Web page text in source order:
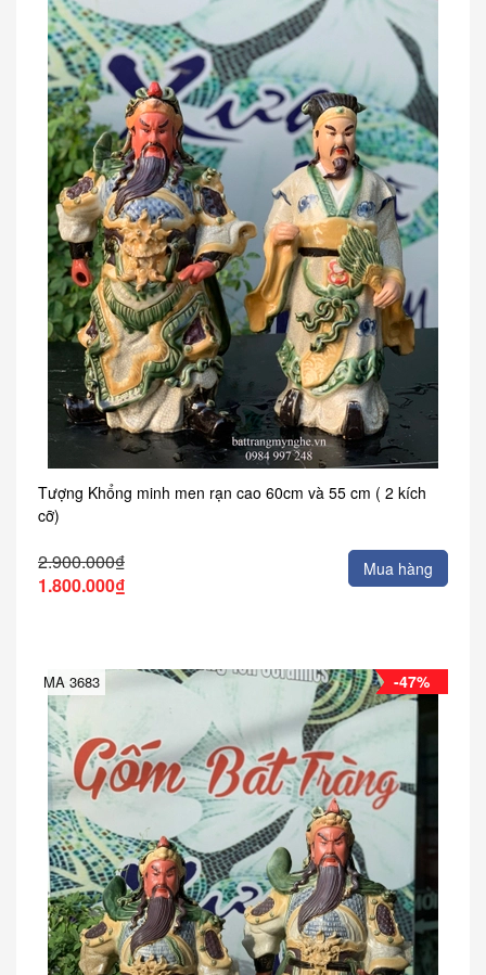
Tượng Khổng minh men rạn cao 60cm và 55 cm ( 2 kích
cỡ)
2.900.000₫
1.800.000₫
Mua hàng
-47%
MA 3683